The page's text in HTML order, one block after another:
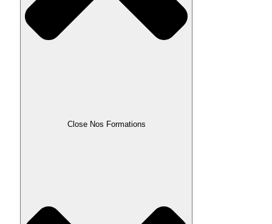
Close Nos Formations